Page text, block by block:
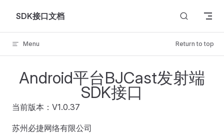
Skip to content
SDK接口文档
Menu Return to top
Android平台BJCast发射端
SDK接口
当前版本：V1.0.37
苏州必捷网络有限公司